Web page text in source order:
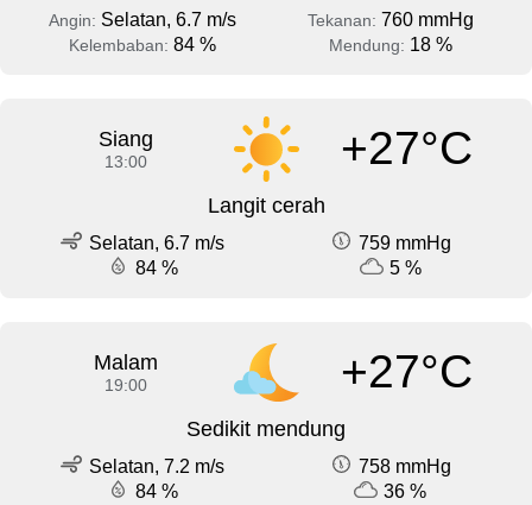
Angin: Selatan, 6.7 m/s Tekanan: 760 mmHg
Kelembaban: 84 % Mendung: 18 %
Siang
13:00 +27°C
Langit cerah
Selatan, 6.7 m/s
759 mmHg
84 %
5 %
Malam
19:00 +27°C
Sedikit mendung
Selatan, 7.2 m/s
758 mmHg
84 %
36 %